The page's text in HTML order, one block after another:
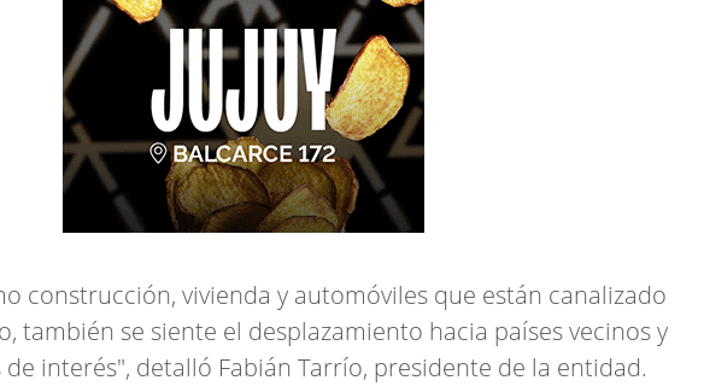
construcción, vivienda y automóviles que están canalizado
también se siente el desplazamiento hacia países vecinos y
de interés", detalló Fabián Tarrío, presidente de la entidad.